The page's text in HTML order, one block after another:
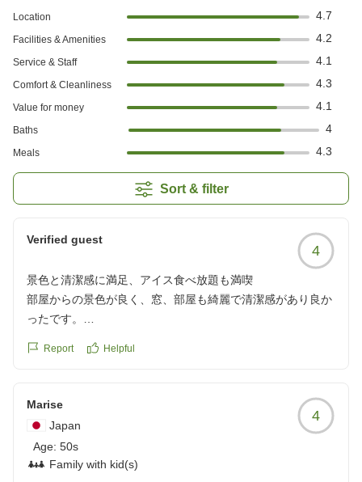
Location 4.7
Facilities & Amenities 4.2
Service & Staff 4.1
Comfort & Cleanliness 4.3
Value for money 4.1
Baths 4
Meals 4.3
Sort & filter
Verified guest
4
景色と清潔感に満足、アイス食べ放題も満喫
部屋からの景色が良く、窓、部屋も綺麗で清潔感があり良か
ったです。
イスを楽しむことができました。
したが、個人的に好きなチョコ系が少なかったところが悲し
かったです。我儘なお願いですがもう少し回数を分けて補充
をしていただけると嬉しいです。
また、アメニティをいただいたのですが化粧水のアルコール
の匂いが強かったので敏感肌の方は自分のものを使った方が
Report Helpful
Marise
Japan
Age: 50s
Family with kid(s)
4